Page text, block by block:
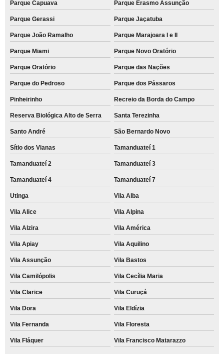
Parque Capuava Parque Erasmo Assunção
Parque Gerassi Parque Jaçatuba
Parque João Ramalho Parque Marajoara I e II
Parque Miami Parque Novo Oratório
Parque Oratório Parque das Nações
Parque do Pedroso Parque dos Pássaros
Pinheirinho Recreio da Borda do Campo
Reserva Biológica Alto de Serra Santa Terezinha
Santo André São Bernardo Novo
Sítio dos Vianas Tamanduateí 1
Tamanduateí 2 Tamanduateí 3
Tamanduateí 4 Tamanduateí 7
Utinga Vila Alba
Vila Alice Vila Alpina
Vila Alzira Vila América
Vila Apiay Vila Aquilino
Vila Assunção Vila Bastos
Vila Camilópolis Vila Cecília Maria
Vila Clarice Vila Curuçá
Vila Dora Vila Eldízia
Vila Fernanda Vila Floresta
Vila Fláquer Vila Francisco Matarazzo